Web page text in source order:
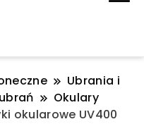
Ubrania i
Okulary
okularowe UV400